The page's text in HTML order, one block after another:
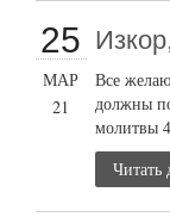
25
МАР
21
Все
должны
молитвы
Читать